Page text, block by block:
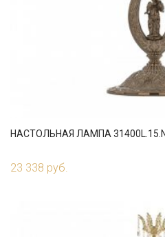
НАСТОЛЬНАЯ ЛАМПА
23 338 руб.